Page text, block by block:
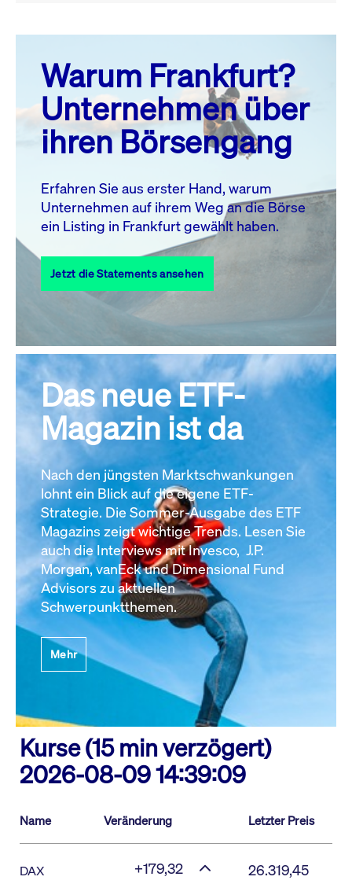
August 26
MO. DI. MI. DO. FR. SA. SO.
1
2
3
4 5 6 7 8
10 11 13 14
17
18 19 20 21 22
23
27 28
31
Alle Events
Warum Frankfurt?
Unternehmen über
ihren Börsengang
Erfahren Sie aus erster Hand, warum
Unternehmen auf ihrem Weg an die Börse
ein Listing in Frankfurt gewählt haben.
Jetzt die Statements ansehen
Das neue ETF-
Magazin ist da
Nach den jüngsten Marktschwankungen
lohnt ein Blick auf die eigene ETF-
Strategie. Die Sommer-Ausgabe des ETF
Magazins zeigt wichtige Trends. Lesen Sie
auch die Interviews mit Invesco, J.P.
Morgan, vanEck und Dimensional Fund
Advisors zu aktuellen
Schwerpunktthemen.
Mehr
Kurse (15 min verzögert)
2026-08-09 14:39:09
Name Veränderung Letzter Preis
DAX +179,32 26.319,45